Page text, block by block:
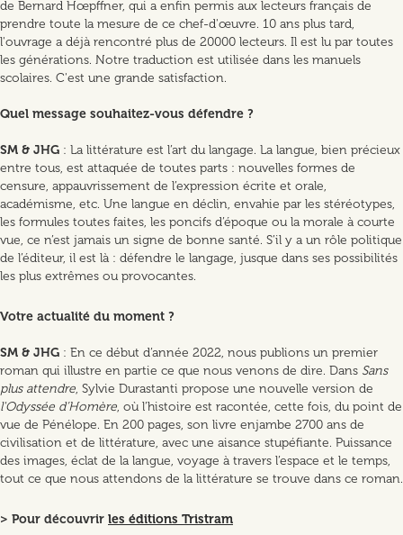
de Bernard Hœpffner, qui a enfin permis aux lecteurs français de
prendre toute la mesure de ce chef-d'œuvre. 10 ans plus tard,
l'ouvrage a déjà rencontré plus de 20000 lecteurs. Il est lu par toutes
les générations. Notre traduction est utilisée dans les manuels
scolaires. C'est une grande satisfaction.
Quel message souhaitez-vous défendre ?
SM & JHG : La littérature est l’art du langage. La langue, bien précieux
entre tous, est attaquée de toutes parts : nouvelles formes de
censure, appauvrissement de l’expression écrite et orale,
académisme, etc. Une langue en déclin, envahie par les stéréotypes,
les formules toutes faites, les poncifs d’époque ou la morale à courte
vue, ce n’est jamais un signe de bonne santé. S’il y a un rôle politique
de l’éditeur, il est là : défendre le langage, jusque dans ses possibilités
les plus extrêmes ou provocantes.
Votre actualité du moment ?
SM & JHG : En ce début d’année 2022, nous publions un premier
roman qui illustre en partie ce que nous venons de dire. Dans Sans
plus attendre, Sylvie Durastanti propose une nouvelle version de
l'Odyssée d’Homère, où l’histoire est racontée, cette fois, du point de
vue de Pénélope. En 200 pages, son livre enjambe 2700 ans de
civilisation et de littérature, avec une aisance stupéfiante. Puissance
des images, éclat de la langue, voyage à travers l’espace et le temps,
tout ce que nous attendons de la littérature se trouve dans ce roman.
> Pour découvrir les éditions Tristram